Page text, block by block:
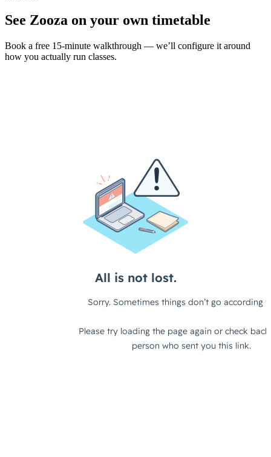
See Zooza on your own timetable
Book a free 15-minute walkthrough — we’ll configure it around
how you actually run classes.